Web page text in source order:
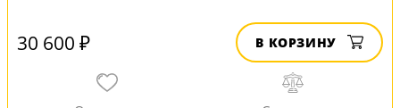
30 600 ₽ В КОРЗИНУ